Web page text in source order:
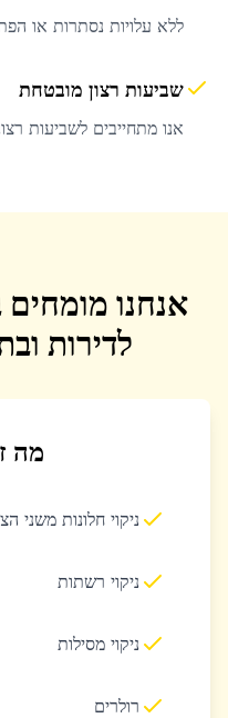
ללא עלויות נסתרות או
שביעות רצון מובטחת
אנו מתחייבים לשביעות
אנחנו מומחים
לדירות
מה
ניקוי חלונות משני
ניקוי רשתות
ניקוי מסילות
רולרים